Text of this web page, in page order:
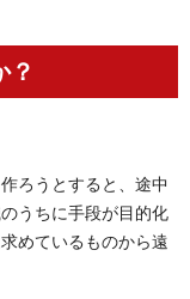
？
ろうとすると、途中
うちに手段が目的化
めているものから遠